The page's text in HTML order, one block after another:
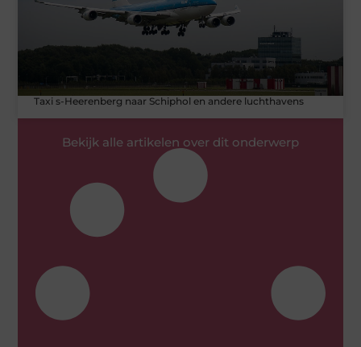
Taxi s-Heerenberg naar Schiphol en andere luchthavens
Bekijk alle artikelen over dit onderwerp